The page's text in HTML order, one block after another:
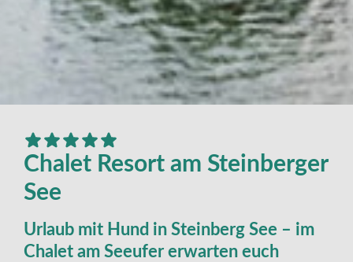
Chalet Resort am Steinberger
See
Urlaub mit Hund in Steinberg See – im
Chalet am Seeufer erwarten euch